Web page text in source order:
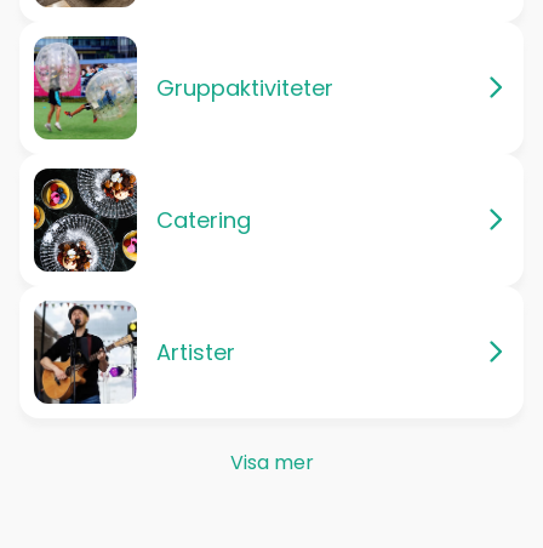
Gruppaktiviteter
Catering
Artister
Visa mer